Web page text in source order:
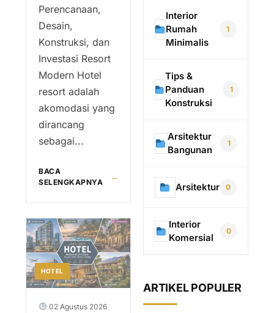
Perencanaan,
Desain,
Konstruksi, dan
Investasi Resort
Modern Hotel
resort adalah
akomodasi yang
dirancang
sebagai...
BACA
SELENGKAPNYA
→
HOTEL
02 Agustus 2026
Interior
Rumah
Minimalis
1
Tips &
Panduan
Konstruksi
1
Arsitektur
Bangunan
1
Arsitektur 0
Interior
Komersial
0
ARTIKEL POPULER